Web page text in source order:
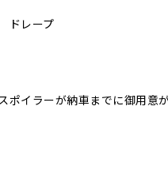
ドレープ
ポイラーが納車までに御用意